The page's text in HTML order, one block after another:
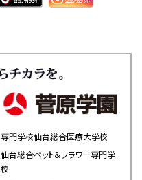
専門学校仙台総合医療大学校
仙台総合ペット＆フラワー専門学
校